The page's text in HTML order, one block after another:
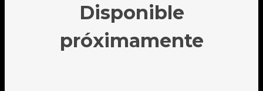
Disponible
próximamente